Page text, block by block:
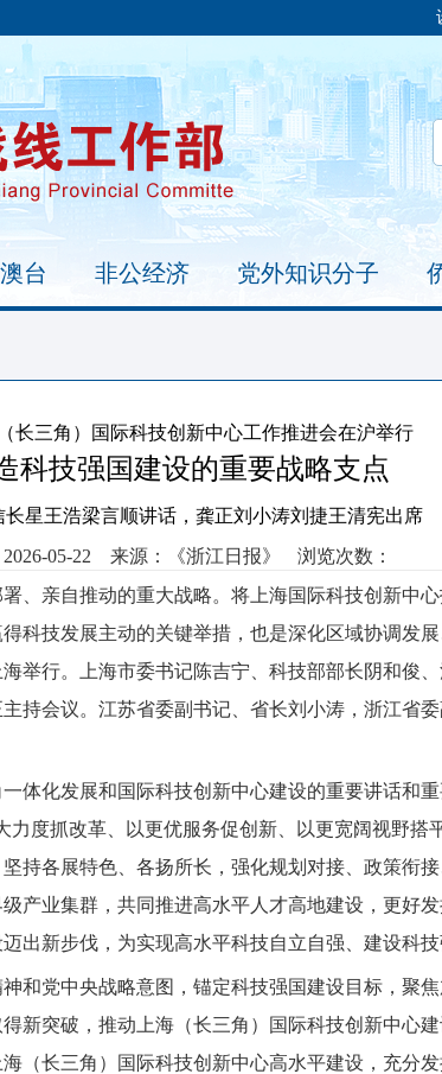
台 非公经济 党外知识分子
长三角）国际科技创新中心工作推进会在沪举行
科技强国建设的重要战略支点
长星王浩梁言顺讲话，龚正刘小涛刘捷王清宪出席
05-22 来源： 《浙江日报》
浏览次数：
、亲自推动的重大战略。将上海国际科技创新中
科技发展主动的关键举措，也是深化区域协调发
举行。上海市委书记陈吉宁、科技部部长阴和俊
持会议。江苏省委副书记、省长刘小涛，浙江省
体化发展和国际科技创新中心建设的重要讲话和
度抓改革、以更优服务促创新、以更宽阔视野搭
持各展特色、各扬所长，强化规划对接、政策衔
产业集群，共同推进高水平人才高地建设，更好
出新步伐，为实现高水平科技自立自强、建设科技
和党中央战略意图，锚定科技强国建设目标，聚
新突破，推动上海（长三角）国际科技创新中心
（长三角）国际科技创新中心高水平建设，充分